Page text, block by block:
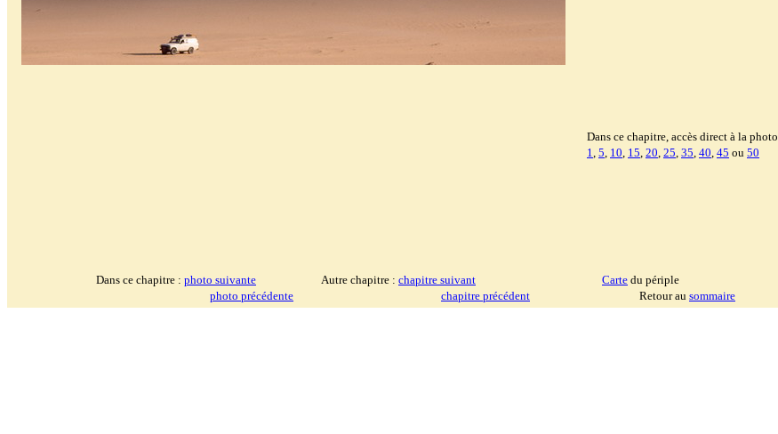
Dans ce chapitre, accès direct à la photo
1, 5, 10, 15, 20, 25, 35, 40, 45 ou 50
Dans ce chapitre : photo suivante Autre chapitre : chapitre suivant Carte du périple
photo précédente
chapitre précédent Retour au sommaire